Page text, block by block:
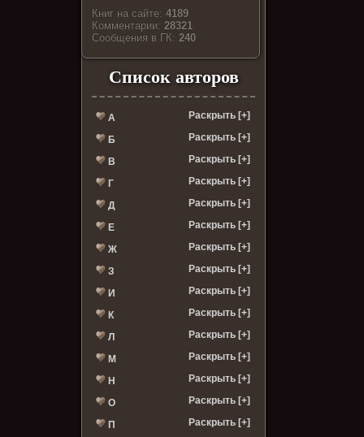
Книг на сайте:4189
Комментарии:28321
Cообщения в ГК:240
Список авторов
А Раскрыть [+]
Б Раскрыть [+]
В Раскрыть [+]
Г Раскрыть [+]
Д Раскрыть [+]
Е Раскрыть [+]
Ж Раскрыть [+]
З Раскрыть [+]
И Раскрыть [+]
К Раскрыть [+]
Л Раскрыть [+]
М Раскрыть [+]
Н Раскрыть [+]
О Раскрыть [+]
П Раскрыть [+]